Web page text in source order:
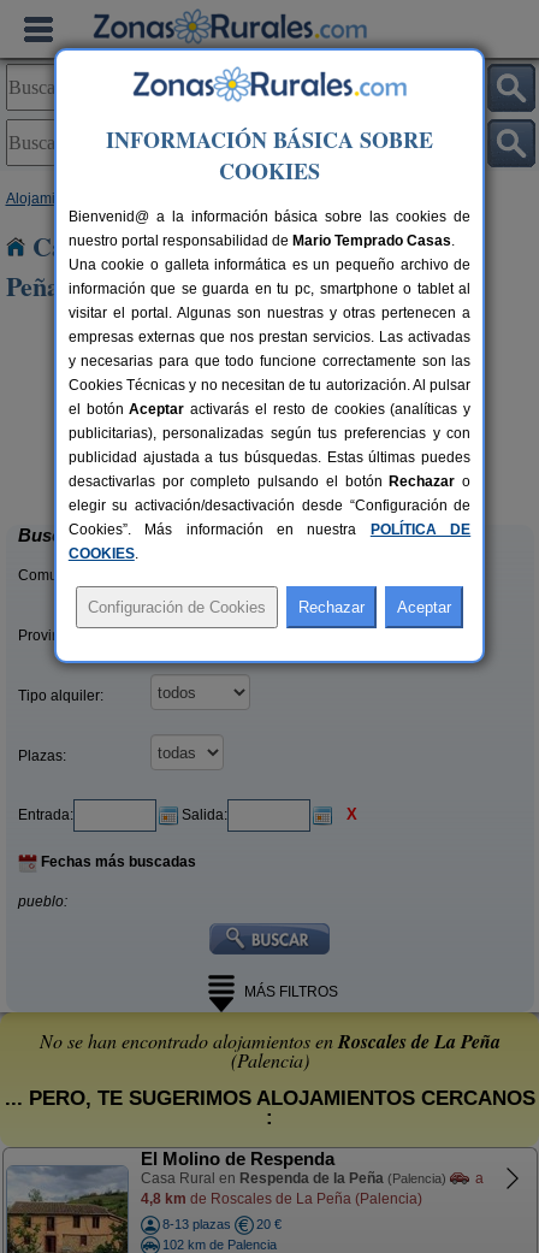
Alojamientos
Casas Rurales cerca de Roscales de La
Peña
14 pers.
desde30 €
La Casona de Támara
Támara de Campos (Palencia)
Buscar
Comunidades:
Provincias/Islas:
Tipo alquiler:
Plazas:
Entrada: Salida: X
Fechas más buscadas
pueblo:
MÁS FILTROS
No se han encontrado alojamientos enRoscales de La Peña
(Palencia)
... PERO, TE SUGERIMOS ALOJAMIENTOS CERCANOS
:
El Molino de Respenda
Casa Rural en Respenda de la Peña (Palencia)
a
4,8 km de Roscales de La Peña (Palencia)
8-13 plazas
20 €
102 km de Palencia
INFORMACIÓN BÁSICA SOBRE
COOKIES
Bienvenid@ a la información básica sobre las cookies de
nuestro portal responsabilidad de Mario Temprado Casas.
Una cookie o galleta informática es un pequeño archivo de
información que se guarda en tu pc, smartphone o tablet al
visitar el portal. Algunas son nuestras y otras pertenecen a
empresas externas que nos prestan servicios. Las activadas
y necesarias para que todo funcione correctamente son las
Cookies Técnicas y no necesitan de tu autorización. Al pulsar
el botónAceptar activarás el resto de cookies (analíticas y
publicitarias), personalizadas según tus preferencias y con
publicidad ajustada a tus búsquedas. Estas últimas puedes
desactivarlas por completo pulsando el botón Rechazar o
elegir su activación/desactivación desde “Configuración de
Cookies”. Más información en nuestra
POLÍTICA DE
COOKIES.